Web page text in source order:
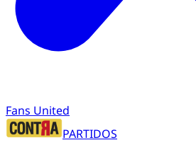
Fans United
PARTIDOS